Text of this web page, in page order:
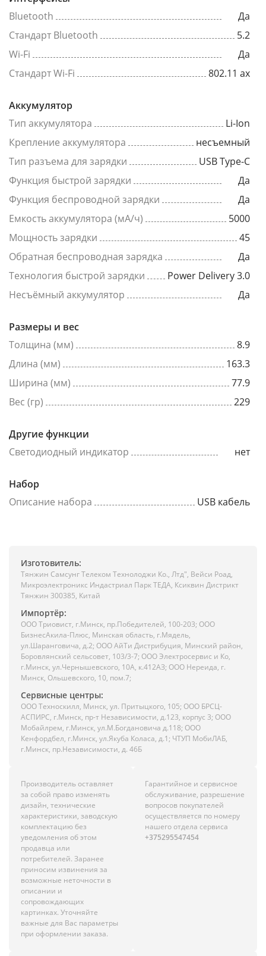
Bluetooth
Да
Стандарт Bluetooth
5.2
Wi-Fi
Да
Стандарт Wi-Fi
802.11 ax
Аккумулятор
Тип аккумулятора
Li-Ion
Крепление аккумулятора
несъемный
Тип разъема для зарядки
USB Type-C
Функция быстрой зарядки
Да
Функция беспроводной зарядки
Да
Емкость аккумулятора (мА/ч)
5000
Мощность зарядки
45
Обратная беспроводная зарядка
Да
Технология быстрой зарядки
Power Delivery 3.0
Несъёмный аккумулятор
Да
Размеры и вес
Толщина (мм)
8.9
Длина (мм)
163.3
Ширина (мм)
77.9
Вес (гр)
229
Другие функции
Светодиодный индикатор
нет
Набор
Описание набора
USB кабель
Изготовитель:
Тянжин Самсунг Телеком Технолоджи Ко., Лтд", Вейси Роад,
Микроэлектроникс Индастриал Парк ТЕДА, Ксиквин Дистрикт
Тянжин 300385, Китай
Импортёр:
ООО Триовист, г.Минск, пр.Победителей, 100-203; ООО
БизнесАкила-Плюс, Минская область, г.Мядель,
ул.Шаранговича, д.2; ООО АйТи Дистрибуция, Минский район,
Боровлянский сельсовет, 103/3-7; ООО Электросервис и Ко,
г.Минск, ул.Чернышевского, 10А, к.412АЗ; ООО Нереида, г.
Минск, Ольшевского, 10, пом.7;
Сервисные центры:
ООО Техноскилл, Минск, ул. Притыцкого, 105; ООО БРСЦ-
АСПИРС, г.Минск, пр-т Независимости, д.123, корпус 3; ООО
Мобайлрем, г.Минск, ул.М.Богдановича д.118; ООО
Кенфордбел, г.Минск, ул.Якуба Коласа, д.1; ЧТУП МобиЛАБ,
г.Минск, пр.Независимости, д. 46Б
Производитель оставляет
за собой право изменять
дизайн, технические
характеристики, заводскую
комплектацию без
уведомления об этом
продавца или
потребителей. Заранее
приносим извинения за
возможные неточности в
описании и
сопровождающих
картинках. Уточняйте
важные для Вас параметры
при оформлении заказа.
Гарантийное и сервисное
обслуживание, разрешение
вопросов покупателей
осуществляется по номеру
нашего отдела сервиса
+375295547454